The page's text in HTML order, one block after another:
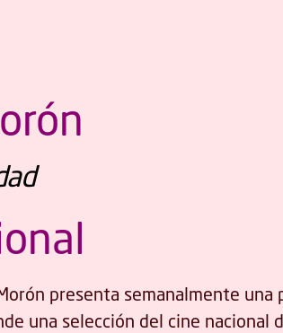
presenta semanalmente una
una selección del cine nacional